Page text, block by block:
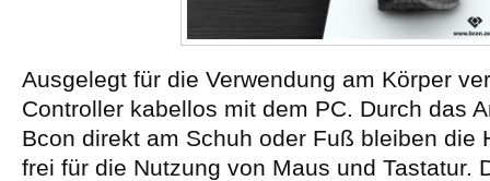
Ausgelegt für die Verwendung am Körper
Controller kabellos mit dem PC. Durch das
Bcon direkt am Schuh oder Fuß bleiben die
frei für die Nutzung von Maus und Tastatur.